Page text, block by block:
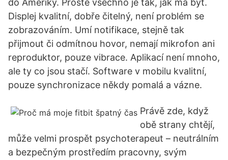
do Ameriky. Prostě všechno je tak, jak má být.
Displej kvalitní, dobře čitelný, není problém se
zobrazováním. Umí notifikace, stejně tak
přijmout či odmítnou hovor, nemají mikrofon ani
reproduktor, pouze vibrace. Aplikací není mnoho,
ale ty co jsou stačí. Software v mobilu kvalitní,
pouze synchronizace někdy pomalá a vázne.
Právě zde, když
obě strany chtějí,
může velmi prospět psychoterapeut – neutrálním
a bezpečným prostředím pracovny, svým